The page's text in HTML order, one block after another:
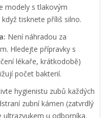
modely s tlakovým
tisknete příliš silno.
Není náhradou za
Hledejte přípravky s
lékaře, krátkodobě)
počet bakterií.
hygienistu zubů každých
zubní kámen (zatvrdlý
u odborníka.